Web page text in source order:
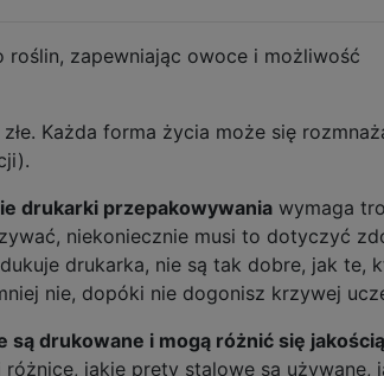
zapewniając owoce i możliwość
Każda forma życia może się
drukarki przepakowywania wymaga
niekoniecznie musi to dotyczyć
drukarka, nie są tak dobre, jak te,
nie, dopóki nie dogonisz krzywej
są drukowane i mogą różnić się jakością
różnicę, jakie pręty stalowe są używane,